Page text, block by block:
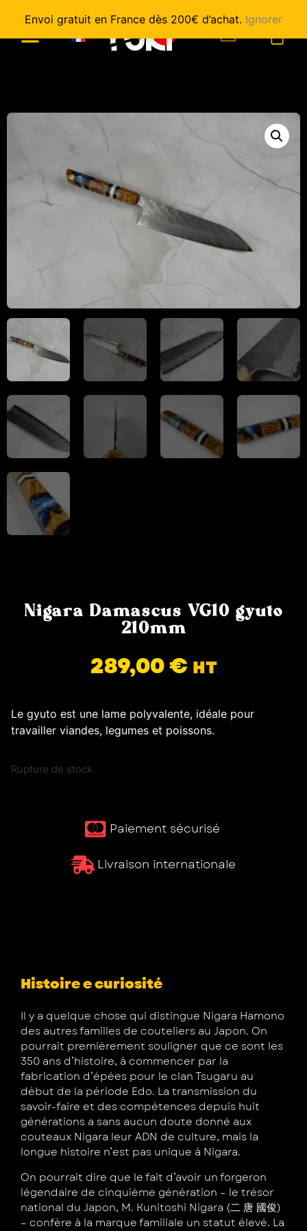
Envoi gratuit en France dès 200€ d’achat. Ignorer
Nigara Damascus VG10 gyuto
210mm
289,00€ HT
Le gyuto est une lame polyvalente, idéale pour
travailler viandes, legumes et poissons.
Rupture de stock
Paiement sécurisé ​
Livraison internationale
Histoire e curiosité
Il y a quelque chose qui distingue Nigara Hamono
des autres familles de couteliers au Japon. On
pourrait premièrement souligner que ce sont les
350 ans d’histoire, à commencer par la
fabrication d’épées pour le clan Tsugaru au
début de la période Edo. La transmission du
savoir-faire et des compétences depuis huit
générations a sans aucun doute donné aux
couteaux Nigara leur ADN de culture, mais la
longue histoire n’est pas unique à Nigara.
On pourrait dire que le fait d’avoir un forgeron
légendaire de cinquième génération – le trésor
national du Japon, M. Kunitoshi Nigara (二 唐 國俊)
– confère à la marque familiale un statut élevé. La